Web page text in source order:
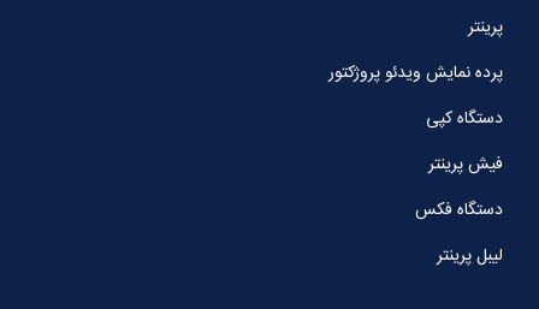
پرینتر
پرده نمایش ویدئو پروژکتور
دستگاه کپی
فیش پرینتر
دستگاه فکس
لیبل پرینتر